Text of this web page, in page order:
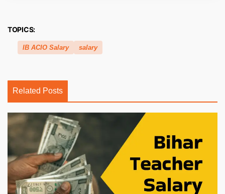
TOPICS:
IB ACIO Salary salary
Related Posts